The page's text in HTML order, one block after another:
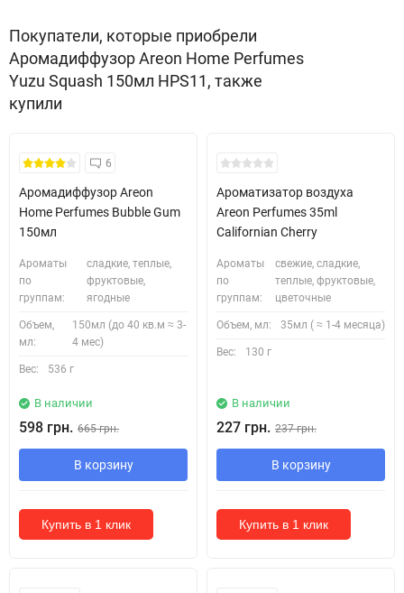
Покупатели, которые приобрели
Аромадиффузор Areon Home Perfumes
Yuzu Squash 150мл HPS11, также
купили
Безкоштовна Доставка
6
Аромадиффузор Areon
Home Perfumes Bubble Gum
150мл
Ароматы
по
группам:
сладкие, теплые,
фруктовые,
ягодные
Объем,
мл:
150мл (до 40 кв.м ≈ 3-
4 мес)
Вес: 536 г
В наличии
598 грн. 665 грн.
В корзину
Купить в 1 клик
Ароматизатор воздуха
Areon Perfumes 35ml
Californian Cherry
Ароматы
по
группам:
свежие, сладкие,
теплые, фруктовые,
цветочные
Объем, мл: 35мл ( ≈ 1-4 месяца)
Вес: 130 г
В наличии
227 грн. 237 грн.
В корзину
Купить в 1 клик